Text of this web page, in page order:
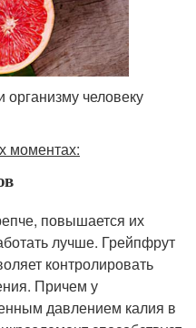
человеку
моментах:
повышается их
лучше. Грейпфрут
контролировать
Причем у
давлением калия в